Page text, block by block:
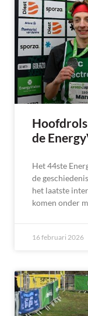
de
Het 44ste
de
het laatste
komen onder
16 februari 2026